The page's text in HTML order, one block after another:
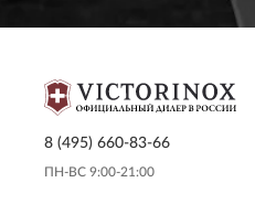
8 (495) 660-83-66
ПН-ВС 9:00-21:00